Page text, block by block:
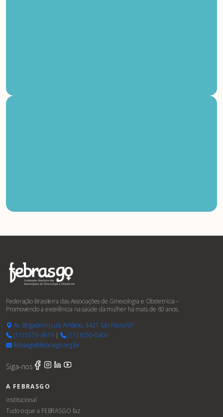
Federação Brasileira das Associações de Ginecologia e Obstetrícia –
Promovendo a excelência na saúde da mulher há mais de 60 anos.
Av. Brigadeiro Luís Antônio, 3421 São Paulo/SP
(11) 5573-4919 |
(11) 3050-0400
febrasgo@febrasgo.org.br
Siga-nos
A FEBRASGO
Institucional
Tudo o que a FEBRASGO faz